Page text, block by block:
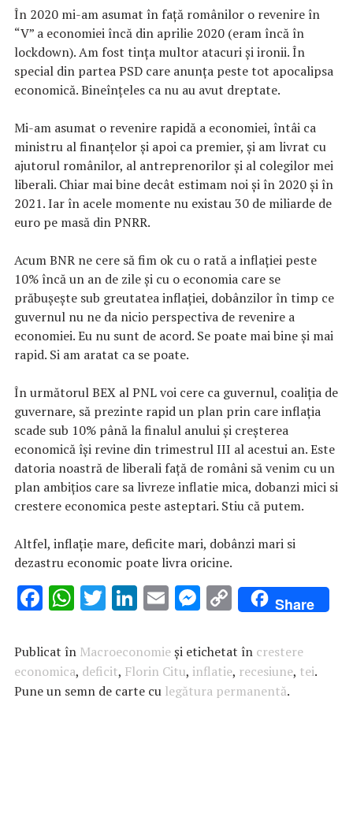
În 2020 mi-am asumat în față românilor o revenire în
“V” a economiei încă din aprilie 2020 (eram încă în
lockdown). Am fost tința multor atacuri și ironii. În
special din partea PSD care anunța peste tot apocalipsa
economică. Bineînţeles ca nu au avut dreptate.
Mi-am asumat o revenire rapidă a economiei, întâi ca
ministru al finanțelor și apoi ca premier, și am livrat cu
ajutorul românilor, al antreprenorilor și al colegilor mei
liberali. Chiar mai bine decât estimam noi și în 2020 și în
2021. Iar în acele momente nu existau 30 de miliarde de
euro pe masă din PNRR.
Acum BNR ne cere să fim ok cu o rată a inflației peste
10% încă un an de zile și cu o economia care se
prăbușește sub greutatea inflației, dobânzilor în timp ce
guvernul nu ne da nicio perspectiva de revenire a
economiei. Eu nu sunt de acord. Se poate mai bine și mai
rapid. Si am aratat ca se poate.
În următorul BEX al PNL voi cere ca guvernul, coaliția de
guvernare, să prezinte rapid un plan prin care inflația
scade sub 10% până la finalul anului și creșterea
economică își revine din trimestrul III al acestui an. Este
datoria noastră de liberali față de români să venim cu un
plan ambițios care sa livreze inflatie mica, dobanzi mici si
crestere economica peste asteptari. Stiu că putem.
Altfel, inflație mare, deficite mari, dobânzi mari si
dezastru economic poate livra oricine.
F
e
b
o
W
at
s
A
T
it
te
r
Li
k
e
dI
E
ai
l
M
se
n
g
C
o
p
y
Li
Share
Publicat în Macroeconomieși etichetat în crestere
economica, deficit, Florin Citu, inflatie, recesiune, tei.
Pune un semn de carte cu legătura permanentă.